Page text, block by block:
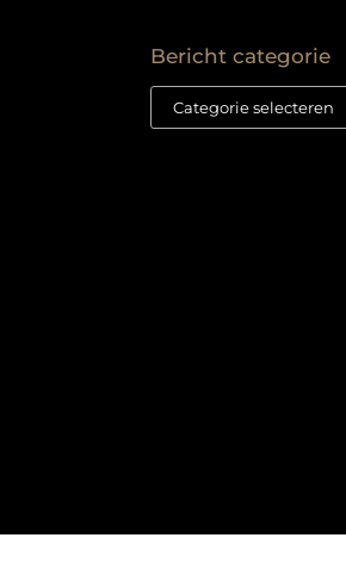
Bericht categorie